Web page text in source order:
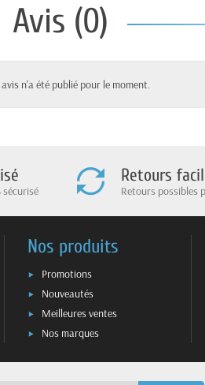
Avis (0)
n'a été publié pour le moment.
sécurisé
Retours
Retours possibles
Nos produits
Promotions
Nouveautés
Meilleures ventes
Nos marques